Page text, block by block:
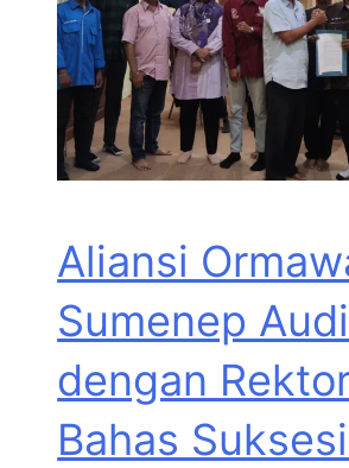
Aliansi
Sumenep
dengan
Bahas